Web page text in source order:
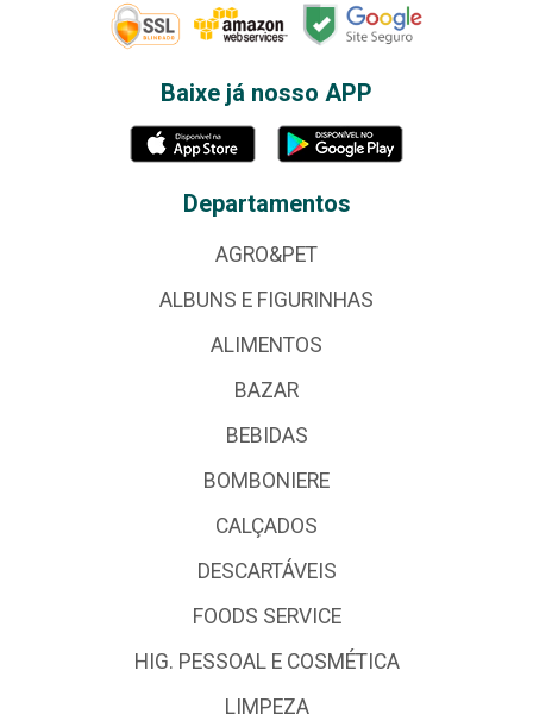
Baixe já nosso APP
Departamentos
AGRO&PET
ALBUNS E FIGURINHAS
ALIMENTOS
BAZAR
BEBIDAS
BOMBONIERE
CALÇADOS
DESCARTÁVEIS
FOODS SERVICE
HIG. PESSOAL E COSMÉTICA
LIMPEZA